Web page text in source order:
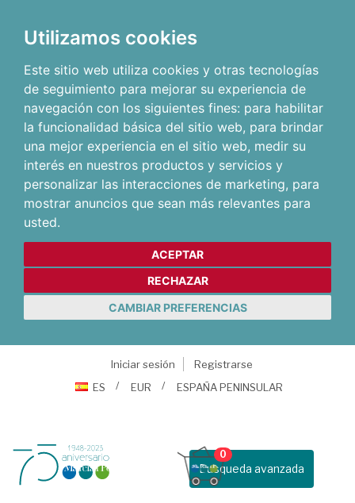
Utilizamos cookies
Este sitio web utiliza cookies y otras tecnologías
de seguimiento para mejorar su experiencia de
navegación con los siguientes fines: para habilitar
la funcionalidad básica del sitio web, para brindar
una mejor experiencia en el sitio web, medir su
interés en nuestros productos y servicios y
personalizar las interacciones de marketing, para
mostrar anuncios que sean más relevantes para
usted.
ACEPTAR
RECHAZAR
CAMBIAR PREFERENCIAS
Iniciar sesión
Registrarse
ES
EUR ESPAÑA PENINSULAR
Busqueda avanzada
0